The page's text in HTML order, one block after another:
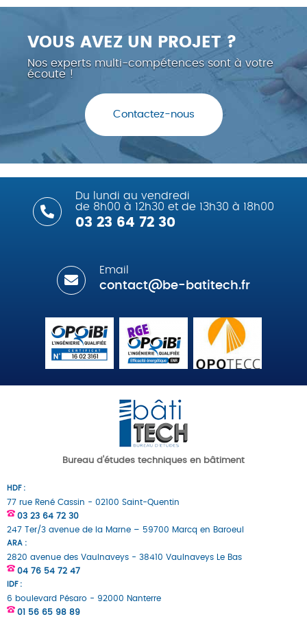
VOUS AVEZ UN PROJET ?
Nos experts multi-compétences sont à votre
écoute !
Contactez-nous
Du lundi au vendredi
de 8h00 à 12h30 et de 13h30 à 18h00
03 23 64 72 30
Email
contact@be-batitech.fr
Bureau d'études techniques en bâtiment
HDF :
77 rue René Cassin - 02100 Saint-Quentin
03 23 64 72 30
247 Ter/3 avenue de la Marne – 59700 Marcq en Baroeul
ARA :
2820 avenue des Vaulnaveys - 38410 Vaulnaveys Le Bas
04 76 54 72 47
IDF :
6 boulevard Pésaro - 92000 Nanterre
01 56 65 98 89